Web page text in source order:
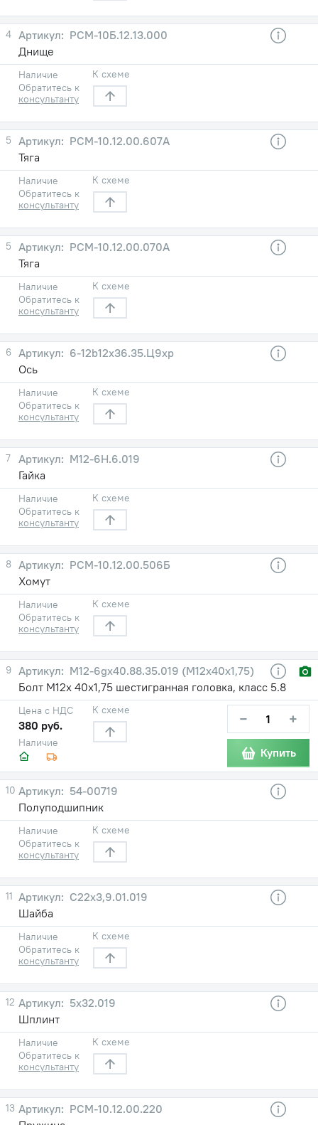
4
РСМ-10Б.12.13.000
Днище
Наличие
Обратитесь к
консультанту
К схеме
5
РСМ-10.12.00.607А
Тяга
Наличие
Обратитесь к
консультанту
К схеме
5
РСМ-10.12.00.070А
Тяга
Наличие
Обратитесь к
консультанту
К схеме
6
6-12b12х36.35.Ц9хр
Ось
Наличие
Обратитесь к
консультанту
К схеме
7
М12-6Н.6.019
Гайка
Наличие
Обратитесь к
консультанту
К схеме
8
РСМ-10.12.00.506Б
Хомут
Наличие
Обратитесь к
консультанту
К схеме
9
М12-6gх40.88.35.019 (М12х40х1,75)
Болт М12х 40х1,75 шестигранная головка, класс 5.8
Наличие
Цена с НДС
380 руб.
К схеме − +
Купить
10
54-00719
Полуподшипник
Наличие
Обратитесь к
консультанту
К схеме
11
С22х3,9.01.019
Шайба
Наличие
Обратитесь к
консультанту
К схеме
12
5x32.019
Шплинт
Наличие
Обратитесь к
консультанту
К схеме
13
РСМ-10.12.00.220